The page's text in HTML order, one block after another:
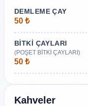
DEMLEME ÇAY
50 ₺
BİTKİ ÇAYLARI
(POŞET BİTKİ ÇAYLARI)
50 ₺
Kahveler